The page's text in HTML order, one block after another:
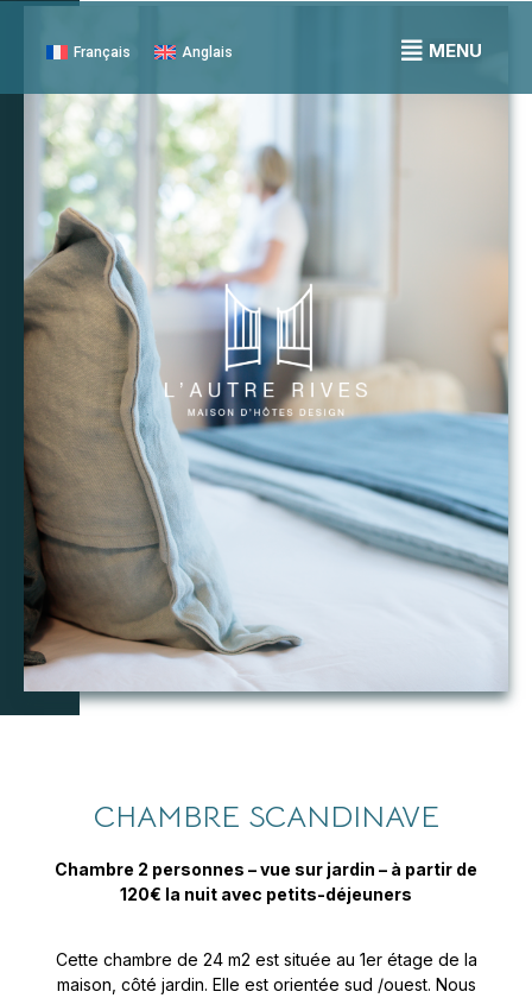
Français Anglais MENU
CHAMBRE SCANDINAVE
Chambre 2 personnes – vue sur jardin – à partir de
120€ la nuit avec petits-déjeuners
Cette chambre de 24 m2 est située au 1er étage de la
maison, côté jardin. Elle est orientée sud /ouest. Nous